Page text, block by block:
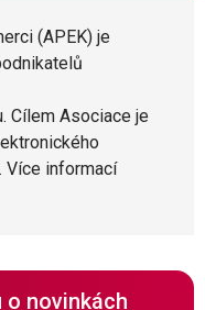
(APEK) je
Cílem Asociace je
Více informací
novinkách